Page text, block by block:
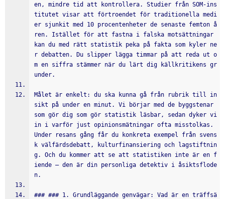
en, mindre tid att kontrollera. Studier från SOM-ins
titutet visar att förtroendet för traditionella medi
er sjunkit med 10 procentenheter de senaste femton å
ren. Istället för att fastna i falska motsättningar
kan du med rätt statistik peka på fakta som kyler ne
r debatten. Du slipper lägga timmar på att reda ut o
m en siffra stämmer när du lärt dig källkritikens gr
under.
Målet är enkelt: du ska kunna gå från rubrik till in
sikt på under en minut. Vi börjar med de byggstenar
som gör dig som gör statistik läsbar, sedan dyker vi
in i varför just opinionsmätningar ofta misstolkas.
Under resans gång får du konkreta exempel från svens
k välfärdsdebatt, kulturfinansiering och lagstiftnin
g. Och du kommer att se att statistiken inte är en f
iende – den är din personliga detektiv i åsiktsflode
n.
### ### 1. Grundläggande genvägar: Vad är en träffsä